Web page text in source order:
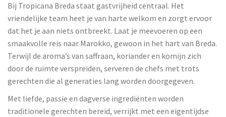
Natuurgebieden
Baroniepoorten
Sport
Privacy
Inloggen
Bij Tropicana Breda staat gastvrijheid centraal. Het
vriendelijke team heet je van harte welkom en zorgt ervoor
dat het je aan niets ontbreekt. Laat je meevoeren op een
smaakvolle reis naar Marokko, gewoon in het hart van Breda.
Terwijl de aroma’s van saffraan, koriander en komijn zich
door de ruimte verspreiden, serveren de chefs met trots
gerechten die al generaties lang worden doorgegeven.
Met liefde, passie en dagverse ingrediënten worden
traditionele gerechten bereid, verrijkt met een eigentijdse